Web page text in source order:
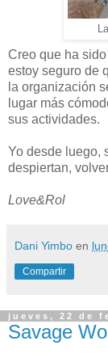
Creo que ha
estoy seguro de
la organización
lugar más
sus actividades.
Yo desde luego,
despiertan,
Love&Rol
Dani Yimbo en
Compartir
jueves, 22 de
Savage